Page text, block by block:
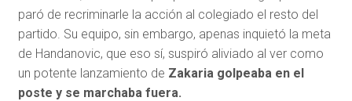
paró de recriminarle la acción al colegiado el resto del
partido. Su equipo, sin embargo, apenas inquietó la meta
de Handanovic, que eso sí, suspiró aliviado al ver como
un potente lanzamiento de Zakaria golpeaba en el
poste y se marchaba fuera.